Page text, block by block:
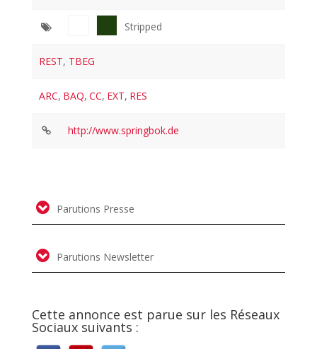
Stripped
REST, TBEG
ARC, BAQ, CC, EXT, RES
http://www.springbok.de
Parutions Presse
Parutions Newsletter
Cette annonce est parue sur les Réseaux
Sociaux suivants :